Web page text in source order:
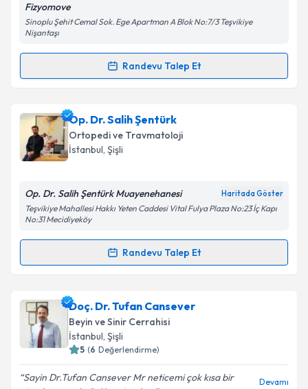
Kişisel verilerimin işlenmesine ilişkinAydınlatma
'ni okudum ve kişisel verilerimin belirtilen
kapsamda işlenmesini kabul ediyorum.
Takvim Talebini Gönder
Fizyomove
Sinoplu Şehit Cemal Sok. Ege Apartman A Blok No:7/3 Teşvikiye
Nişantaşı
Randevu Talep Et
Randevu Takvimi Talebi
Fzt. Duygu Odabaşıiçin randevu takvimi talebi
oluşturun. Size bu uzmandan randevu almanız için bir
takvim hazırlandığında e-posta ile bilgilendireceğiz.
Kişisel verilerimin işlenmesine ilişkinAydınlatma
'ni okudum ve kişisel verilerimin belirtilen
kapsamda işlenmesini kabul ediyorum.
Takvim Talebini Gönder
Op. Dr. Salih Şentürk
Ortopedi ve Travmatoloji
İstanbul, Şişli
Op. Dr. Salih Şentürk Muayenehanesi Haritada Göster
Teşvikiye Mahallesi Hakkı Yeten Caddesi Vital Fulya Plaza No:23 İç Kapı
No:31 Mecidiyeköy
Randevu Talep Et
Randevu Takvimi Talebi
Op. Dr. Salih Şentürkiçin randevu takvimi talebi
oluşturun. Size bu uzmandan randevu almanız için bir
takvim hazırlandığında e-posta ile bilgilendireceğiz.
Doç. Dr. Tufan Cansever
Beyin ve Sinir Cerrahisi
İstanbul, Şişli
5 (6 Değerlendirme)
Sayin Dr.Tufan Cansever Mr neticemi çok kısa bir
Devamı